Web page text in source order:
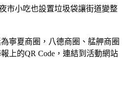
市小吃也設置垃圾袋讓街道變整
寧夏商圈，八德商圈、艋舺商圈
上的QR Code，連結到活動網站